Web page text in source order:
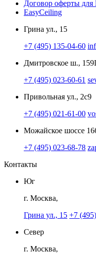
Договор оферты
EasyCeiling
Грина ул., 15
+7 (495) 135-04-60
Дмитровское ш.,
+7 (495) 023-60-61
Привольная ул., 2с9
+7 (495) 021-61-00
Можайское шоссе
+7 (495) 023-68-78
Контакты
Юг
г. Москва,
Грина ул., 15 +7
Север
г. Москва,